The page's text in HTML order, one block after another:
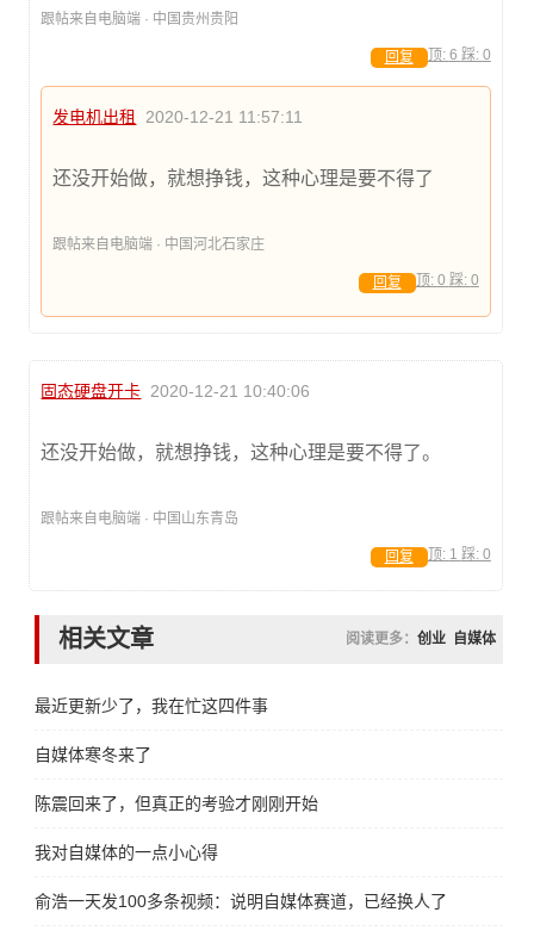
跟帖来自电脑端 · 中国贵州贵阳
顶: 6 踩: 0
回复
发电机出租 2020-12-21 11:57:11
还没开始做，就想挣钱，这种心理是要不得了
跟帖来自电脑端 · 中国河北石家庄
顶: 0 踩: 0
回复
固态硬盘开卡 2020-12-21 10:40:06
还没开始做，就想挣钱，这种心理是要不得了。
跟帖来自电脑端 · 中国山东青岛
顶: 1 踩: 0
回复
相关文章 阅读更多： 创业 自媒体
最近更新少了，我在忙这四件事
自媒体寒冬来了
陈震回来了，但真正的考验才刚刚开始
我对自媒体的一点小心得
俞浩一天发100多条视频：说明自媒体赛道，已经换人了